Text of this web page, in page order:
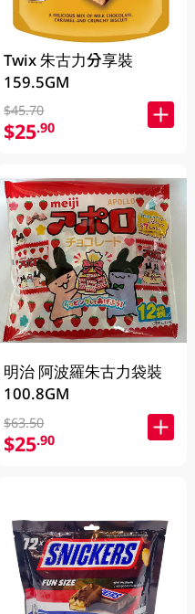
Twix 朱古力分享裝
159.5GM
$45.70
$25.90
明治 阿波羅朱古力袋裝
100.8GM
$63.50
$25.90